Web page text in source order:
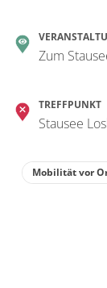
Zum
TREFFPUNKT
Stausee
Mobilität vor